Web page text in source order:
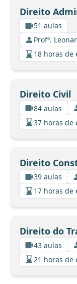
Direito
51 aulas
Profº.
18 horas de
Direito Civil
84 aulas
37 horas de
Direito
39 aulas
17 horas de
Direito do
43 aulas
21 horas de